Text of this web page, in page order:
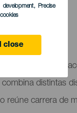
development, Precise
close
de Las Nieves
distintas
reúne carrera de